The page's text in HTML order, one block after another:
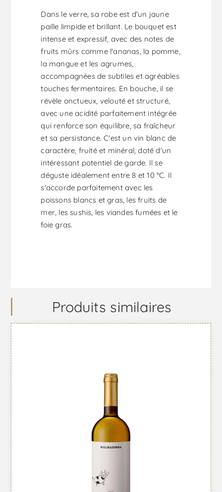
Dans le verre, sa robe est d'un jaune
paille limpide et brillant. Le bouquet est
intense et expressif, avec des notes de
fruits mûrs comme l'ananas, la pomme,
la mangue et les agrumes,
accompagnées de subtiles et agréables
touches fermentaires. En bouche, il se
révèle onctueux, velouté et structuré,
avec une acidité parfaitement intégrée
qui renforce son équilibre, sa fraîcheur
et sa persistance. C'est un vin blanc de
caractère, fruité et minéral, doté d'un
intéressant potentiel de garde. Il se
déguste idéalement entre 8 et 10 °C. Il
s'accorde parfaitement avec les
poissons blancs et gras, les fruits de
mer, les sushis, les viandes fumées et le
foie gras.
Produits similaires